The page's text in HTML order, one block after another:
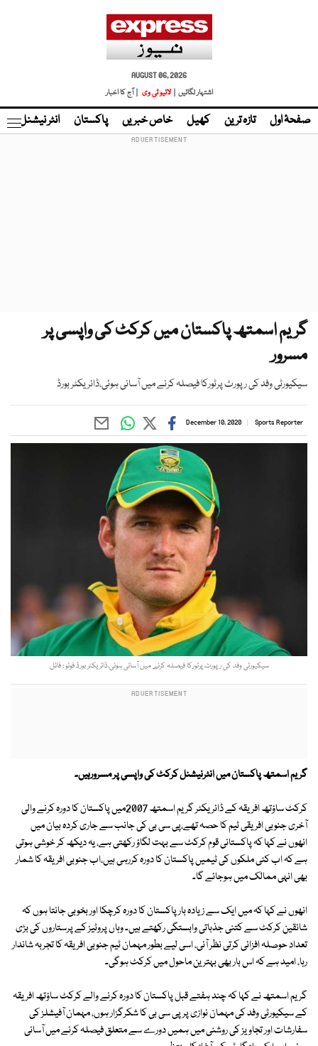
AUGUST 06, 2026
اشتہار لگائیں |
لائیو ٹی وی | آج کا اخبار
صفحۂ اول تازہ ترین کھیل خاص خبریں پاکستان انٹر نیشنل
گریم اسمتھ پاکستان میں کرکٹ کی واپسی پر
مسرور
سیکیورٹی وفد کی رپورٹ پرٹورکا فیصلہ کرنے میں آسانی ہوئی،ڈائریکٹر بورڈ
Sports Reporter
December 10, 2020
سیکیورٹی وفد کی رپورٹ پرٹورکا فیصلہ کرنے میں آسانی ہوئی،ڈائریکٹر بورڈ فوٹو : فائل
گریم اسمتھ پاکستان میں انٹرنیشنل کرکٹ کی واپسی پر مسرورہیں۔
کرکٹ ساؤتھ افریقہ کے ڈائریکٹر گریم اسمتھ 2007میں پاکستان کا دورہ کرنے والی
آخری جنوبی افریقی ٹیم کا حصہ تھے،پی سی بی کی جانب سے جاری کردہ بیان میں
انھوں نے کہا کہ پاکستانی قوم کرکٹ سے بہت لگاؤ رکھتی ہے، یہ دیکھ کر خوشی ہوتی
ہے کہ اب کئی ملکوں کی ٹیمیں پاکستان کا دورہ کررہی ہیں،اب جنوبی افریقہ کا شمار
بھی انہی ممالک میں ہوجائے گا۔
انھوں نے کہا کہ میں ایک سے زیادہ بار پاکستان کا دورہ کرچکا اور بخوبی جانتا ہوں کہ
شائقین کرکٹ سے کتنی جذباتی وابستگی رکھتے ہیں۔ وہاں پروٹیز کے پرستاروں کی بڑی
تعداد حوصلہ افزائی کرتی نظر آئی، اسی لیے بطور مہمان ٹیم جنوبی افریقہ کا تجربہ شاندار
رہا، امید ہے کہ اس بار بھی بہترین ماحول میں کرکٹ ہوگی۔
گریم اسمتھ نے کہا کہ چند ہفتے قبل پاکستان کا دورہ کرنے والے کرکٹ ساؤتھ افریقہ
کے سیکیورٹی وفد کی مہمان نوازی پر پی سی بی کا شکرگزار ہوں، مہمان آفیشلز کی
سفارشات اور تجاویز کی روشنی میں ہمیں دورے سے متعلق فیصلہ کرنے میں آسانی